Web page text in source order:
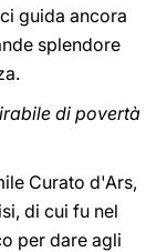
guida ancora
splendore
di povertà
Curato d'Ars,
di cui fu nel
per dare agli